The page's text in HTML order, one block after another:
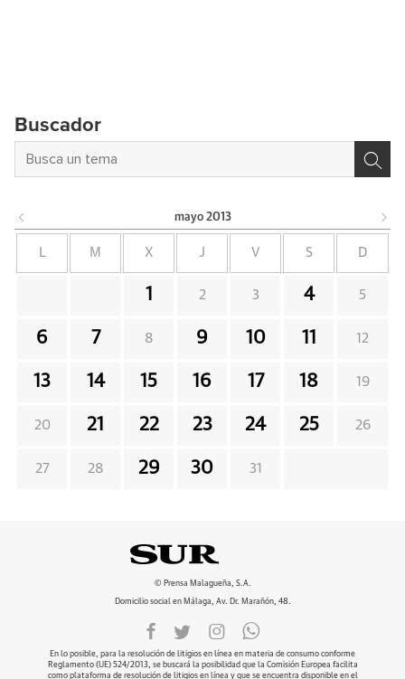
Buscador
mayo 2013
L M X J V S D
1 2 3 4 5
6 7 8 9 10 11 12
13 14 15 16 17 18 19
20 21 22 23 24 25 26
27 28 29 30 31
© Prensa Malagueña, S.A.
Domicilio social en Málaga, Av. Dr. Marañón, 48.
En lo posible, para la resolución de litigios en línea en materia de consumo conforme
Reglamento (UE) 524/2013, se buscará la posibilidad que la Comisión Europea facilita
como plataforma de resolución de litigios en línea y que se encuentra disponible en el